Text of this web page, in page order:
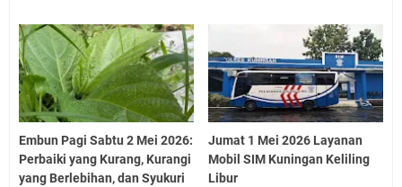
Embun Pagi Sabtu 2 Mei 2026:
Perbaiki yang Kurang, Kurangi
yang Berlebihan, dan Syukuri
Jumat 1 Mei 2026 Layanan
Mobil SIM Kuningan Keliling
Libur